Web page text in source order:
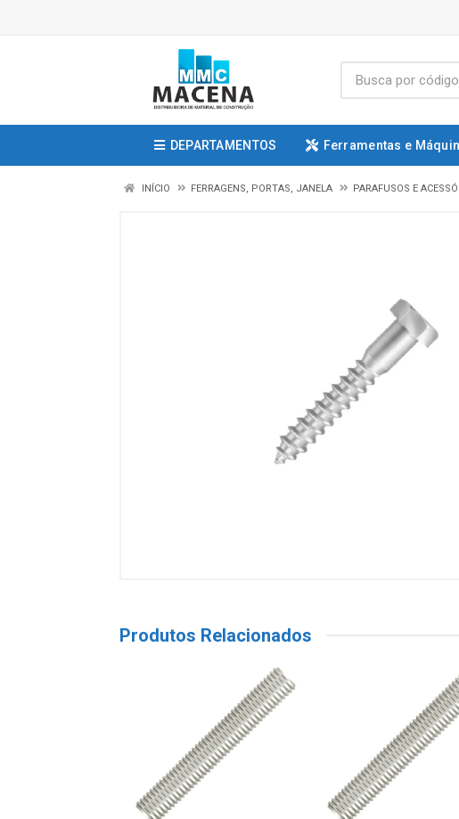
DEPARTAMENTOS Ferramentas e
INÍCIO FERRAGENS, PORTAS, JANELA PARAFUSOS E
Produtos Relacionados